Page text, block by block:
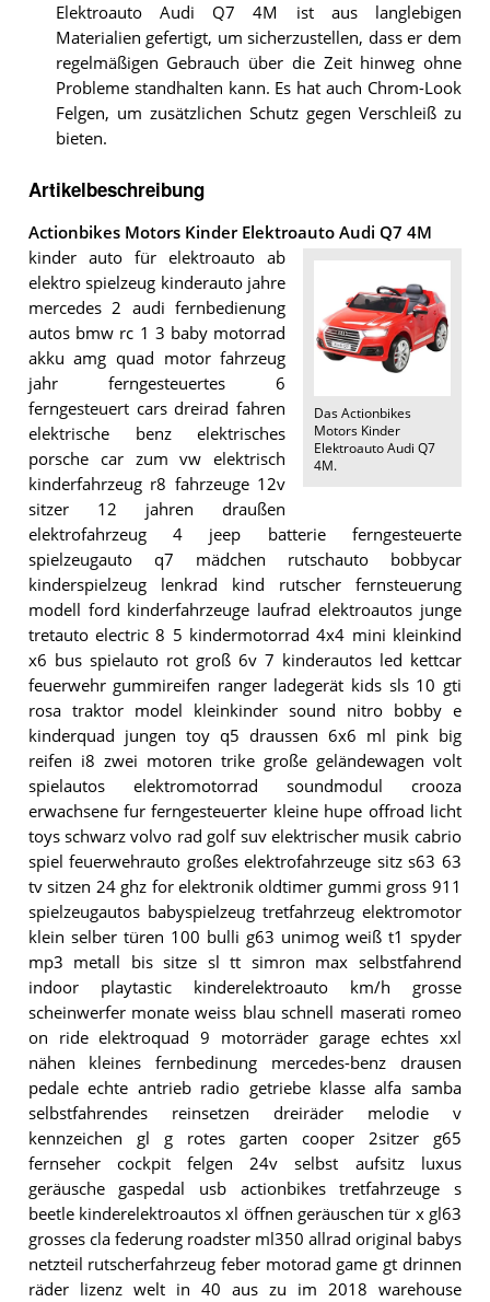
Elektroauto Audi Q7 4M ist aus langlebigen
Materialien gefertigt, um sicherzustellen, dass er dem
regelmäßigen Gebrauch über die Zeit hinweg ohne
Probleme standhalten kann. Es hat auch Chrom-Look
Felgen, um zusätzlichen Schutz gegen Verschleiß zu
bieten.
Artikelbeschreibung
Actionbikes Motors Kinder Elektroauto Audi Q7 4M
Das Actionbikes
Motors Kinder
Elektroauto Audi Q7
4M.
kinder auto für elektroauto ab
elektro spielzeug kinderauto jahre
mercedes 2 audi fernbedienung
autos bmw rc 1 3 baby motorrad
akku amg quad motor fahrzeug
jahr ferngesteuertes 6
ferngesteuert cars dreirad fahren
elektrische benz elektrisches
porsche car zum vw elektrisch
kinderfahrzeug r8 fahrzeuge 12v
sitzer 12 jahren draußen
elektrofahrzeug 4 jeep batterie ferngesteuerte
spielzeugauto q7 mädchen rutschauto bobbycar
kinderspielzeug lenkrad kind rutscher fernsteuerung
modell ford kinderfahrzeuge laufrad elektroautos junge
tretauto electric 8 5 kindermotorrad 4x4 mini kleinkind
x6 bus spielauto rot groß 6v 7 kinderautos led kettcar
feuerwehr gummireifen ranger ladegerät kids sls 10 gti
rosa traktor model kleinkinder sound nitro bobby e
kinderquad jungen toy q5 draussen 6x6 ml pink big
reifen i8 zwei motoren trike große geländewagen volt
spielautos elektromotorrad soundmodul crooza
erwachsene fur ferngesteuerter kleine hupe offroad licht
toys schwarz volvo rad golf suv elektrischer musik cabrio
spiel feuerwehrauto großes elektrofahrzeuge sitz s63 63
tv sitzen 24 ghz for elektronik oldtimer gummi gross 911
spielzeugautos babyspielzeug tretfahrzeug elektromotor
klein selber türen 100 bulli g63 unimog weiß t1 spyder
mp3 metall bis sitze sl tt simron max selbstfahrend
indoor playtastic kinderelektroauto km/h grosse
scheinwerfer monate weiss blau schnell maserati romeo
on ride elektroquad 9 motorräder garage echtes xxl
nähen kleines fernbedinung mercedes-benz drausen
pedale echte antrieb radio getriebe klasse alfa samba
selbstfahrendes reinsetzen dreiräder melodie v
kennzeichen gl g rotes garten cooper 2sitzer g65
fernseher cockpit felgen 24v selbst aufsitz luxus
geräusche gaspedal usb actionbikes tretfahrzeuge s
beetle kinderelektroautos xl öffnen geräuschen tür x gl63
grosses cla federung roadster ml350 allrad original babys
netzteil rutscherfahrzeug feber motorad game gt drinnen
räder lizenz welt in 40 aus zu im 2018 warehouse